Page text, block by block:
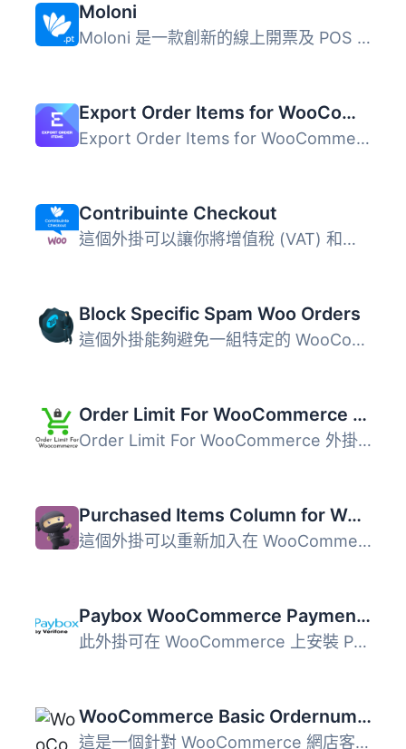
Moloni
Moloni 是一款創新的線上開票及 POS 軟體，提供多種實用工具...
Export Order Items for WooCommerce
Export Order Items for WooCommerce 外掛可讓您輕鬆導出 Woo...
Contribuinte Checkout
這個外掛可以讓你將增值稅 (VAT) 和歐盟增值稅資訊系統 (VIES...
Block Specific Spam Woo Orders
這個外掛能夠避免一組特定的 WooCommerce 假訂單/垃圾訂單。 ...
Order Limit For WooCommerce ( Free Version )
Order Limit For WooCommerce 外掛允許 WooCommerce 商店設定...
Purchased Items Column for WooCommerce Orders
這個外掛可以重新加入在 WooCommerce 3.0 中移除的「Purchase...
Paybox WooCommerce Payment Gateway
此外掛可在 WooCommerce 上安裝 Paybox 付款閘道。 Paybox 是...
WooCommerce Basic Ordernumbers
這是一個針對 WooCommerce 網店客製化訂單編號的方案，提供最...